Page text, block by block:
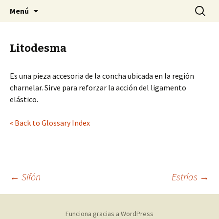
SMACH
Sociedad Malacológica de Chile
Menú Buscar:
Litodesma
Es una pieza accesoria de la concha ubicada en la región
charnelar. Sirve para reforzar la acción del ligamento
elástico.
« Back to Glossary Index
Navegación
← Sifón Estrías →
Funciona gracias a WordPress